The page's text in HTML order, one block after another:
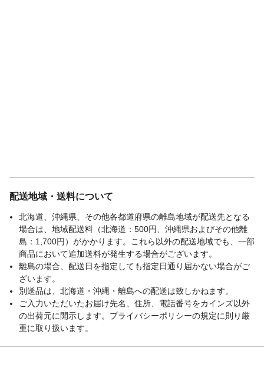
配送地域・送料について
北海道、沖縄県、その他各都道府県の離島地域が配送先となる
場合は、地域配送料（北海道：500円、沖縄県およびその他離
島：1,700円）がかかります。これら以外の配送地域でも、一部
商品において追加送料が発生する場合がございます。
離島の場合、配送日を指定しても指定日通り届かない場合がご
ざいます。
別送品は、北海道・沖縄・離島への配送は致しかねます。
ご入力いただいたお届け先名、住所、電話番号をカインズ以外
の出荷元に開示します。プライバシーポリシーの規定に則り厳
重に取り扱います。